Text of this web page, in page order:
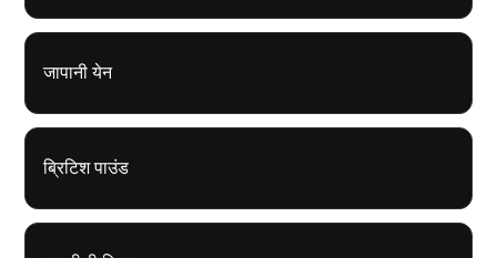
जापानी येन
ब्रिटिश पाउंड